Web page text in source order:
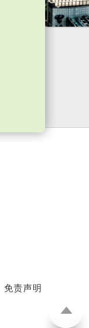
免责声明